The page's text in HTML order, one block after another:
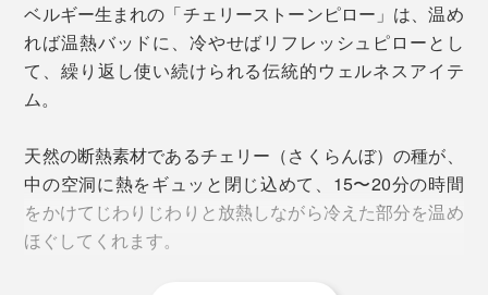
ベルギー生まれの「チェリーストーンピロー」は、温め
れば温熱バッドに、冷やせばリフレッシュピローとし
て、繰り返し使い続けられる伝統的ウェルネスアイテ
ム。
天然の断熱素材であるチェリー（さくらんぼ）の種が、
中の空洞に熱をギュッと閉じ込めて、15〜20分の時間
をかけてじわりじわりと放熱しながら冷えた部分を温め
ほぐしてくれます。